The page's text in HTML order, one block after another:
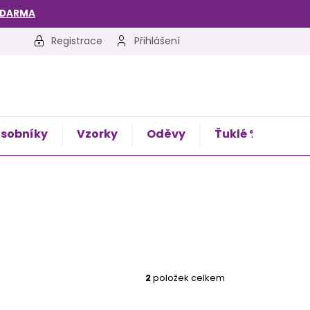
Registrace Přihlášení
Vzorky Oděvy Ťuklé %
2položek celkem